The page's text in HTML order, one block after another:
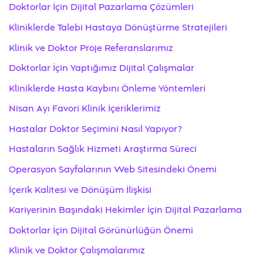
Doktorlar İçin Dijital Pazarlama Çözümleri
Kliniklerde Talebi Hastaya Dönüştürme Stratejileri
Klinik ve Doktor Proje Referanslarımız
Doktorlar İçin Yaptığımız Dijital Çalışmalar
Kliniklerde Hasta Kaybını Önleme Yöntemleri
Nisan Ayı Favori Klinik İçeriklerimiz
Hastalar Doktor Seçimini Nasıl Yapıyor?
Hastaların Sağlık Hizmeti Araştırma Süreci
Operasyon Sayfalarının Web Sitesindeki Önemi
İçerik Kalitesi ve Dönüşüm İlişkisi
Kariyerinin Başındaki Hekimler İçin Dijital Pazarlama
Doktorlar İçin Dijital Görünürlüğün Önemi
Klinik ve Doktor Çalışmalarımız